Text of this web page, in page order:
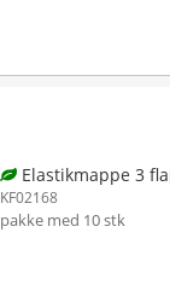
Elastikmappe 3
KF02168
pakke med 10 stk